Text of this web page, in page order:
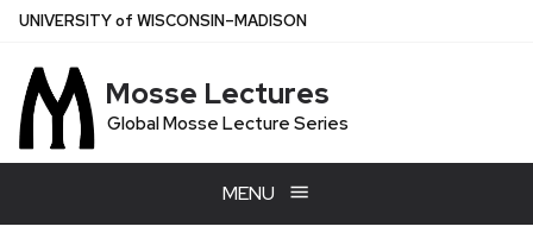
Skip
main
content
UNIVERSITYof WISCONSIN–MADISON
Mosse Lectures
Global Mosse Lecture Series
MENU